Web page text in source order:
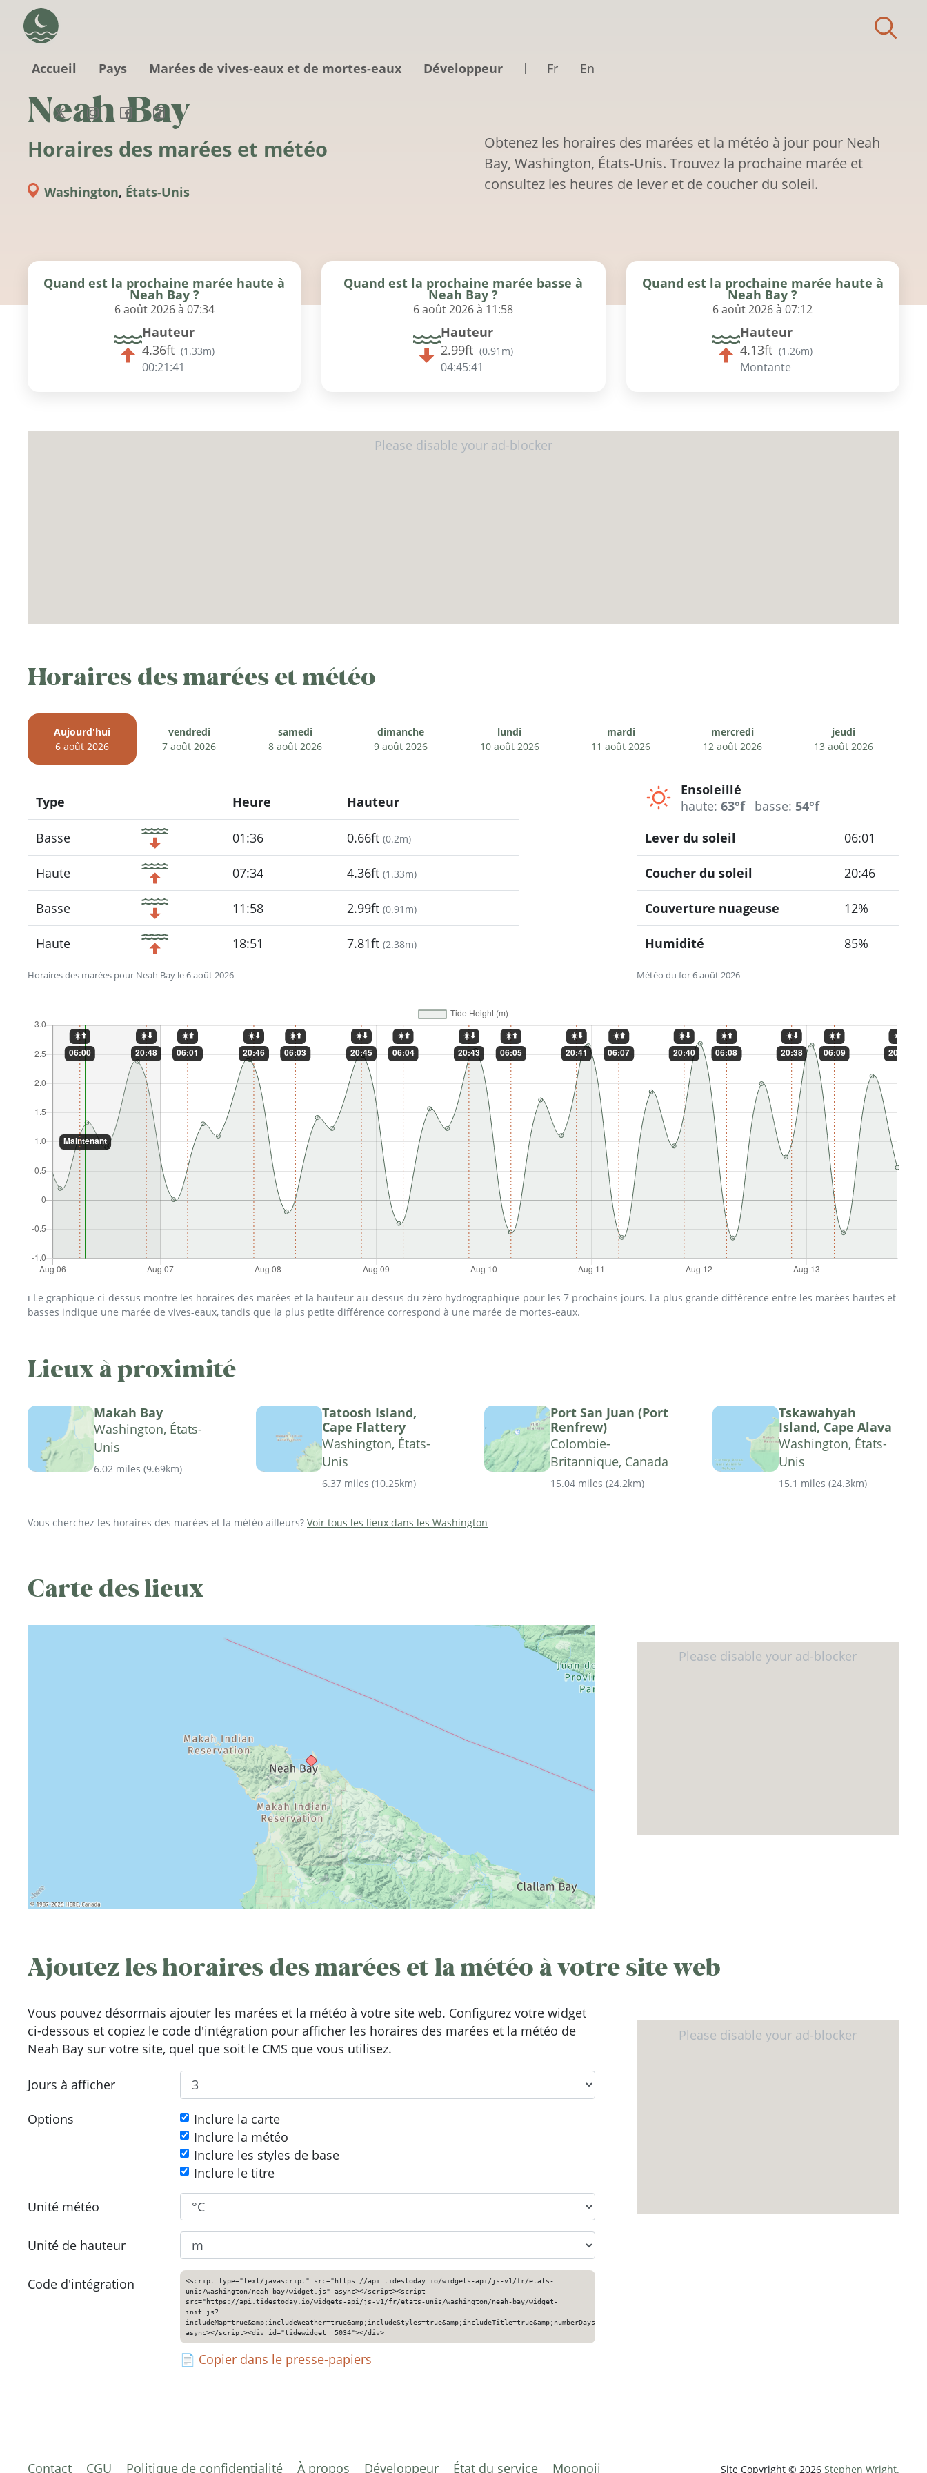
Accueil
Pays Marées de vives-eaux et de mortes-eaux Développeur Fr En
Neah Bay
Horaires des marées et météo
Washington, États-Unis
Obtenez les horaires des marées et la météo à jour pour Neah
Bay, Washington, États-Unis. Trouvez la prochaine marée et
consultez les heures de lever et de coucher du soleil.
Quand est la prochaine marée haute à
Neah Bay ?
6 août 2026 à 07:34
Hauteur
4.36ft (1.33m)
00:21:41
Quand est la prochaine marée basse à
Neah Bay ?
6 août 2026 à 11:58
Hauteur
2.99ft (0.91m)
04:45:41
Quand est la prochaine marée haute à
Neah Bay ?
6 août 2026 à 07:12
Hauteur
4.13ft (1.26m)
Montante
Horaires des marées et météo
Aujourd'hui
6 août 2026
vendredi
7 août 2026
samedi
8 août 2026
dimanche
9 août 2026
lundi
10 août 2026
mardi
11 août 2026
mercredi
12 août 2026
jeudi
13 août 2026
Horaires des marées pour Neah Bay le 6 août 2026
Type
Icon
Heure Hauteur
Basse 01:36 0.66ft (0.2m)
Haute 07:34 4.36ft (1.33m)
Basse 11:58 2.99ft (0.91m)
Haute 18:51 7.81ft (2.38m)
Ensoleillé
haute: 63°f basse: 54°f
Météo du for 6 août 2026
Lever du soleil 06:01
Coucher du soleil 20:46
Couverture nuageuse 12%
Humidité 85%
ℹ️ Le graphique ci-dessus montre les horaires des marées et la hauteur au-dessus du zéro hydrographique pour les 7 prochains jours. La plus grande différence entre les marées hautes et
basses indique une marée de vives-eaux, tandis que la plus petite différence correspond à une marée de mortes-eaux.
Lieux à proximité
Makah Bay
Washington, États-
Unis
6.02 miles (9.69km)
Tatoosh Island,
Cape Flattery
Washington, États-
Unis
6.37 miles (10.25km)
Port San Juan (Port
Renfrew)
Colombie-
Britannique, Canada
15.04 miles (24.2km)
Tskawahyah
Island, Cape Alava
Washington, États-
Unis
15.1 miles (24.3km)
Vous cherchez les horaires des marées et la météo ailleurs? Voir tous les lieux dans les Washington
Carte des lieux
Ajoutez les horaires des marées et la météo à votre site web
Vous pouvez désormais ajouter les marées et la météo à votre site web. Configurez votre widget
ci-dessous et copiez le code d'intégration pour afficher les horaires des marées et la météo de
Neah Bay sur votre site, quel que soit le CMS que vous utilisez.
Jours à afficher
Options
Inclure la carte
Inclure la météo
Inclure les styles de base
Inclure le titre
Unité météo
Unité de hauteur
Code d'intégration
<script type="text/javascript" src="https://api.tidestoday.io/widgets-api/js-v1/fr/etats-
unis/washington/neah-bay/widget.js" async></script><script
src="https://api.tidestoday.io/widgets-api/js-v1/fr/etats-unis/washington/neah-bay/widget-
init.js?
includeMap=true&amp;includeWeather=true&amp;includeStyles=true&amp;includeTitle=true&amp;numberDays=3&amp;weatherUnit=c&amp;heightUnit=m"
async></script><div id="tidewidget__5034"></div>
📄 Copier dans le presse-papiers
Contact CGU Politique de confidentialité À propos Développeur État du service Moonoji Site Copyright © 2026 Stephen Wright.